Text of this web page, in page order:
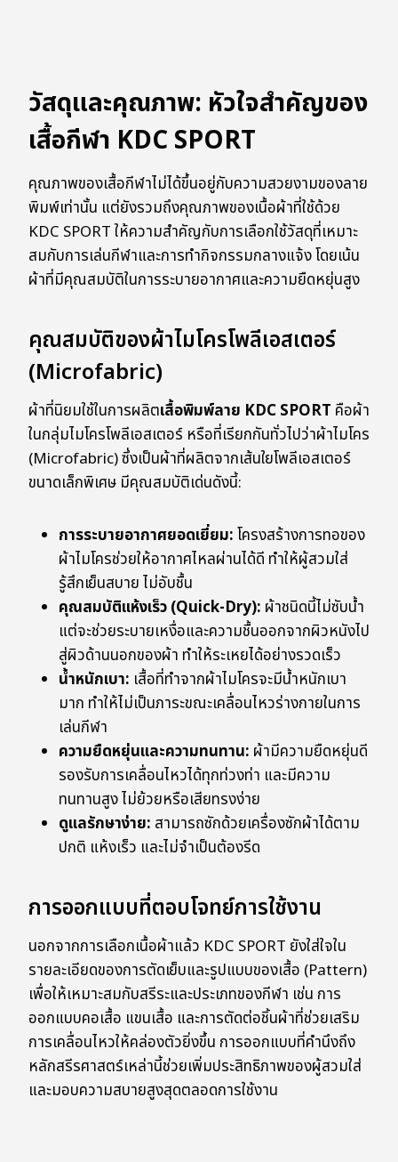
วัสดุและคุณภาพ: หัวใจสำคัญของ
เสื้อกีฬา KDC SPORT
คุณภาพของเสื้อกีฬาไม่ได้ขึ้นอยู่กับความสวยงามของลาย
พิมพ์เท่านั้น แต่ยังรวมถึงคุณภาพของเนื้อผ้าที่ใช้ด้วย
KDC SPORT ให้ความสำคัญกับการเลือกใช้วัสดุที่เหมาะ
สมกับการเล่นกีฬาและการทำกิจกรรมกลางแจ้ง โดยเน้น
ผ้าที่มีคุณสมบัติในการระบายอากาศและความยืดหยุ่นสูง
คุณสมบัติของผ้าไมโครโพลีเอสเตอร์
(Microfabric)
ผ้าที่นิยมใช้ในการผลิตเสื้อพิมพ์ลาย KDC SPORT คือผ้า
ในกลุ่มไมโครโพลีเอสเตอร์ หรือที่เรียกกันทั่วไปว่าผ้าไมโคร
(Microfabric) ซึ่งเป็นผ้าที่ผลิตจากเส้นใยโพลีเอสเตอร์
ขนาดเล็กพิเศษ มีคุณสมบัติเด่นดังนี้:
การระบายอากาศยอดเยี่ยม:โครงสร้างการทอของ
ผ้าไมโครช่วยให้อากาศไหลผ่านได้ดี ทำให้ผู้สวมใส่
รู้สึกเย็นสบาย ไม่อับชื้น
คุณสมบัติแห้งเร็ว (Quick-Dry): ผ้าชนิดนี้ไม่ซับน้ำ
แต่จะช่วยระบายเหงื่อและความชื้นออกจากผิวหนังไป
สู่ผิวด้านนอกของผ้า ทำให้ระเหยได้อย่างรวดเร็ว
น้ำหนักเบา: เสื้อที่ทำจากผ้าไมโครจะมีน้ำหนักเบา
มาก ทำให้ไม่เป็นภาระขณะเคลื่อนไหวร่างกายในการ
เล่นกีฬา
ความยืดหยุ่นและความทนทาน: ผ้ามีความยืดหยุ่นดี
รองรับการเคลื่อนไหวได้ทุกท่วงท่า และมีความ
ทนทานสูง ไม่ย้วยหรือเสียทรงง่าย
ดูแลรักษาง่าย: สามารถซักด้วยเครื่องซักผ้าได้ตาม
ปกติ แห้งเร็ว และไม่จำเป็นต้องรีด
การออกแบบที่ตอบโจทย์การใช้งาน
นอกจากการเลือกเนื้อผ้าแล้ว KDC SPORT ยังใส่ใจใน
รายละเอียดของการตัดเย็บและรูปแบบของเสื้อ (Pattern)
เพื่อให้เหมาะสมกับสรีระและประเภทของกีฬา เช่น การ
ออกแบบคอเสื้อ แขนเสื้อ และการตัดต่อชิ้นผ้าที่ช่วยเสริม
การเคลื่อนไหวให้คล่องตัวยิ่งขึ้น การออกแบบที่คำนึงถึง
หลักสรีรศาสตร์เหล่านี้ช่วยเพิ่มประสิทธิภาพของผู้สวมใส่
และมอบความสบายสูงสุดตลอดการใช้งาน